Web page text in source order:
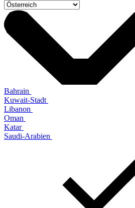
Bahrain
Kuwait-Stadt
Libanon
Oman
Katar
Saudi-Arabien